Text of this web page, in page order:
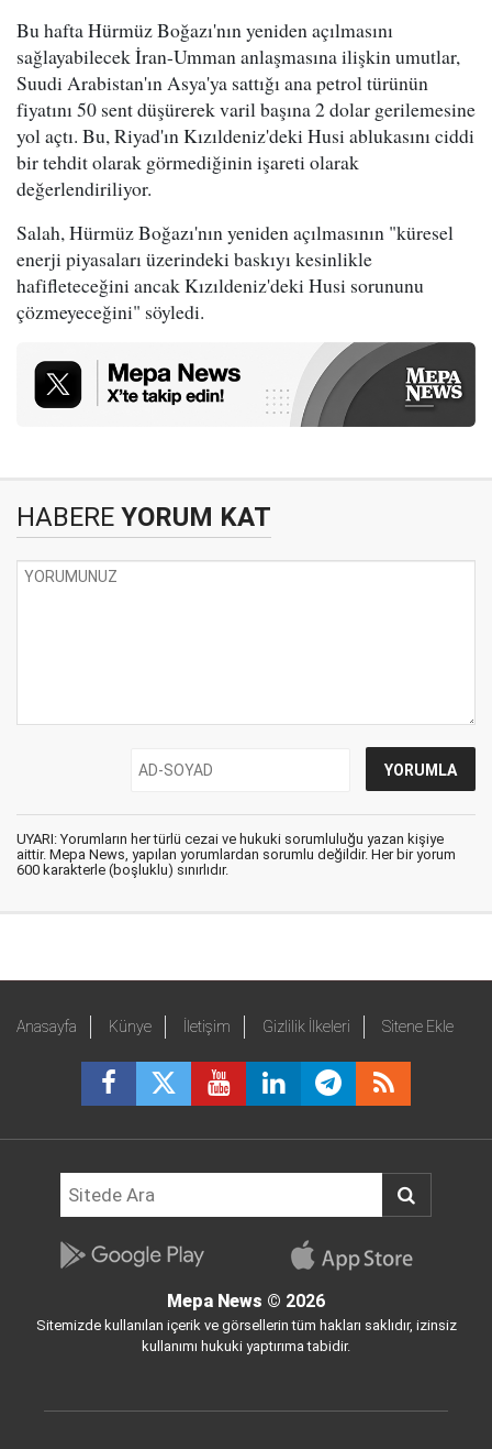
Bu hafta Hürmüz Boğazı'nın yeniden açılmasını
sağlayabilecek İran-Umman anlaşmasına ilişkin umutlar,
Suudi Arabistan'ın Asya'ya sattığı ana petrol türünün
fiyatını 50 sent düşürerek varil başına 2 dolar gerilemesine
yol açtı. Bu, Riyad'ın Kızıldeniz'deki Husi ablukasını ciddi
bir tehdit olarak görmediğinin işareti olarak
değerlendiriliyor.
Salah, Hürmüz Boğazı'nın yeniden açılmasının "küresel
enerji piyasaları üzerindeki baskıyı kesinlikle
hafifleteceğini ancak Kızıldeniz'deki Husi sorununu
çözmeyeceğini" söyledi.
HABERE YORUM KAT
UYARI: Yorumların her türlü cezai ve hukuki sorumluluğu yazan kişiye
aittir. Mepa News, yapılan yorumlardan sorumlu değildir. Her bir yorum
600 karakterle (boşluklu) sınırlıdır.
Anasayfa Künye İletişim Gizlilik İlkeleri Sitene Ekle
Mepa News © 2026
Sitemizde kullanılan içerik ve görsellerin tüm hakları saklıdır, izinsiz
kullanımı hukuki yaptırıma tabidir.